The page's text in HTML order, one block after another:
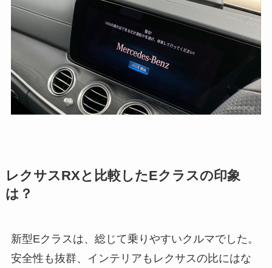
レクサスRXと比較したEクラスの印象
は？
新型Eクラスは、総じて乗りやすいクルマでした。
安全性も抜群、インテリアもレクサスの比にはな